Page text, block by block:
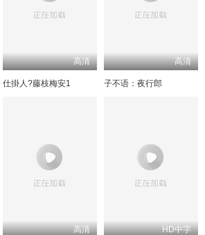
高清
仕掛人?藤枝梅安1
高清
子不语：夜行郎
高清 HD中字